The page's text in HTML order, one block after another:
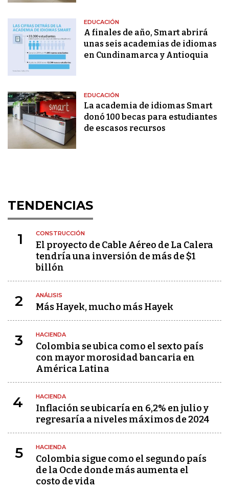
EDUCACIÓN
A finales de año, Smart abrirá
unas seis academias de idiomas
en Cundinamarca y Antioquia
EDUCACIÓN
La academia de idiomas Smart
donó 100 becas para estudiantes
de escasos recursos
TENDENCIAS
1 CONSTRUCCIÓN
El proyecto de Cable Aéreo de La Calera
tendría una inversión de más de $1
billón
2 ANÁLISIS
Más Hayek, mucho más Hayek
3 HACIENDA
Colombia se ubica como el sexto país
con mayor morosidad bancaria en
América Latina
4 HACIENDA
Inflación se ubicaría en 6,2% en julio y
regresaría a niveles máximos de 2024
5 HACIENDA
Colombia sigue como el segundo país
de la Ocde donde más aumenta el
costo de vida